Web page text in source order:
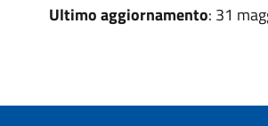
Ultimo aggiornamento: 31